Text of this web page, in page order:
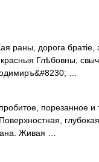
раны, дорога братіе,
Глѣбовны,
…
порезанное и
Живая …